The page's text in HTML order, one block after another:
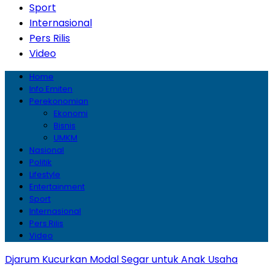
Sport
Internasional
Pers Rilis
Video
Home
Info Emiten
Perekonomian
Ekonomi
Bisnis
UMKM
Nasional
Politik
Lifestyle
Entertainment
Sport
Internasional
Pers Rilis
Video
Djarum Kucurkan Modal Segar untuk Anak Usaha